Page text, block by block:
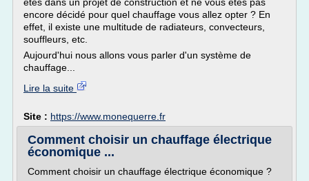
encore décidé pour quel chauffage vous allez opter ? En
effet, il existe une multitude de radiateurs, convecteurs,
souffleurs, etc.
Aujourd'hui nous allons vous parler d'un système de
chauffage...
Lire la suite
Site : https://www.monequerre.fr
Comment choisir un chauffage électrique
économique ...
Comment choisir un chauffage électrique économique ?